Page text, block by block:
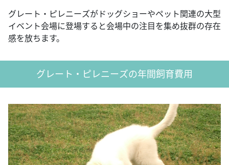
グレート・ピレニーズがドッグショーやペット関連の大型
イベント会場に登場すると会場中の注目を集め抜群の存在
感を放ちます。
グレート・ピレニーズの年間飼育費用